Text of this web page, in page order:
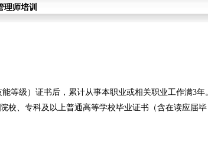
理师培训
等级）证书后，累计从事本职业或相关职业工作满3年
校、专科及以上普通高等学校毕业证书（含在读应届毕